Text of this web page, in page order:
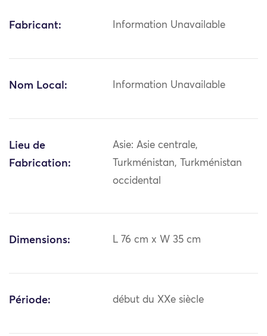
Fabricant: Information Unavailable
Nom Local: Information Unavailable
Lieu de
Fabrication:
Asie: Asie centrale,
Turkménistan, Turkménistan
occidental
Dimensions: L 76 cm x W 35 cm
Période: début du XXe siècle